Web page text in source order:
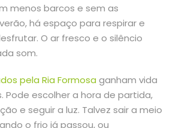
menos barcos e sem as
há espaço para respirar e
O ar fresco e o silêncio
som.
pela Ria Formosa ganham vida
Pode escolher a hora de partida,
e seguir a luz. Talvez sair a meio
o frio já passou, ou